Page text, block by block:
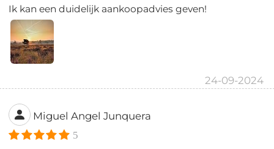
Ik kan een duidelijk aankoopadvies geven!
24-09-2024
Miguel Angel Junquera
5